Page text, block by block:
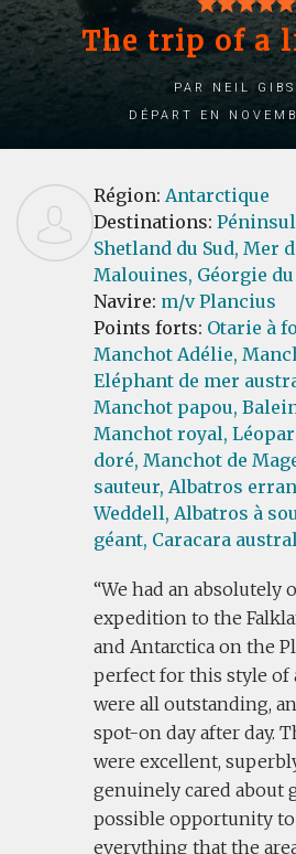
The trip of a
par Neil
Départ en
Région: Antarctique
Destinations:
Shetland du Sud, Mer
Malouines, Géorgie du
Navire: m/v Plancius
Points forts: Otarie à
Manchot Adélie,
Eléphant de mer
Manchot papou,
Manchot royal,
doré, Manchot de
sauteur, Albatros
Weddell, Albatros à
géant, Caracara
We had an absolutely
expedition to the
and Antarctica on the
perfect for this style of
were all outstanding,
spot-on day after day.
were excellent,
genuinely cared about
possible opportunity
everything that the